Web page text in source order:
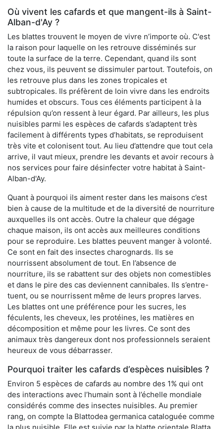
Où vivent les cafards et que mangent-ils à Saint-
Alban-d'Ay ?
Les blattes trouvent le moyen de vivre n’importe où. C'est
la raison pour laquelle on les retrouve disséminés sur
toute la surface de la terre. Cependant, quand ils sont
chez vous, ils peuvent se dissimuler partout. Toutefois, on
les retrouve plus dans les zones tropicales et
subtropicales. Ils préfèrent de loin vivre dans les endroits
humides et obscurs. Tous ces éléments participent à la
répulsion qu’on ressent à leur égard. Par ailleurs, les plus
nuisibles parmi les espèces de cafards s’adaptent très
facilement à différents types d’habitats, se reproduisent
très vite et colonisent tout. Au lieu d’attendre que tout cela
arrive, il vaut mieux, prendre les devants et avoir recours à
nos services pour faire désinfecter votre habitat à Saint-
Alban-d'Ay.
Quant à pourquoi ils aiment rester dans les maisons c’est
bien à cause de la multitude et de la diversité de nourriture
auxquelles ils ont accès. Outre la chaleur que dégage
chaque maison, ils ont accès aux meilleures conditions
pour se reproduire. Les blattes peuvent manger à volonté.
Ce sont en fait des insectes charognards. Ils se
nourrissent absolument de tout. En l’absence de
nourriture, ils se rabattent sur des objets non comestibles
et dans le pire des cas deviennent cannibales. Ils s’entre-
tuent, ou se nourrissent même de leurs propres larves.
Les blattes ont une préférence pour les sucres, les
féculents, les cheveux, les protéines, les matières en
décomposition et même pour les livres. Ce sont des
animaux très dangereux dont nos professionnels seraient
heureux de vous débarrasser.
Pourquoi traiter les cafards d’espèces nuisibles ?
Environ 5 espèces de cafards au nombre des 1% qui ont
des interactions avec l’humain sont à l’échelle mondiale
considérés comme des insectes nuisibles. Au premier
rang, on compte la Blattodea germanica cataloguée comme